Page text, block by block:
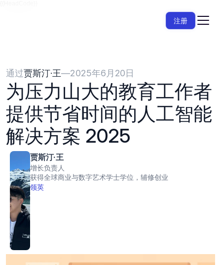
注册
通过贾斯汀·王—2025年6月20日
为压力山大的教育工作者
提供节省时间的人工智能
解决方案 2025
贾斯汀·王
增长负责人
获得全球商业与数字艺术学士学位，辅修创业
领英